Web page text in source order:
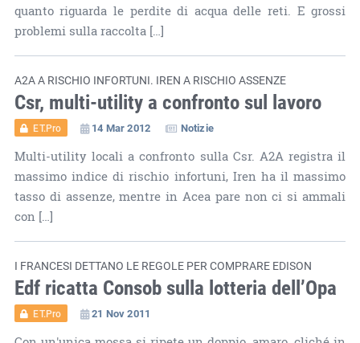
quanto riguarda le perdite di acqua delle reti. E grossi
problemi sulla raccolta […]
A2A A RISCHIO INFORTUNI. IREN A RISCHIO ASSENZE
Csr, multi-utility a confronto sul lavoro
ET.Pro 14 Mar 2012 Notizie
Multi-utility locali a confronto sulla Csr. A2A registra il
massimo indice di rischio infortuni, Iren ha il massimo
tasso di assenze, mentre in Acea pare non ci si ammali
con […]
I FRANCESI DETTANO LE REGOLE PER COMPRARE EDISON
Edf ricatta Consob sulla lotteria dell’Opa
ET.Pro 21 Nov 2011